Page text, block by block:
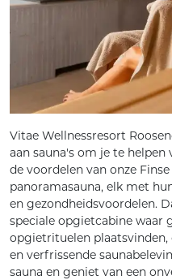
Vitae Wellnessresort
aan sauna's om je te
de voordelen van onze
panoramasauna, elk met
en gezondheidsvoordelen.
speciale opgietcabine waar
opgietrituelen
en verfrissende
sauna en geniet van een